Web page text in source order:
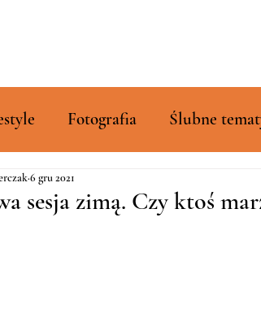
Fotografia Ślubne
zdjęć
sesja zimą. Czy ktoś
6 gru 2021